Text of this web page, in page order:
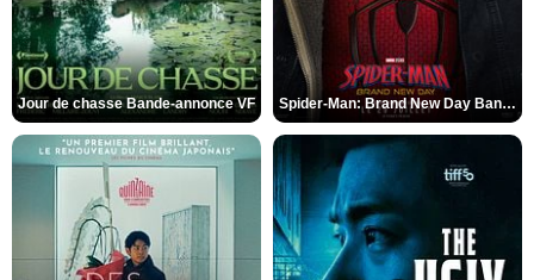
Jour de chasse Bande-annonce VF Spider-Man: Brand New Day Bande-annonce (3) VO STFR